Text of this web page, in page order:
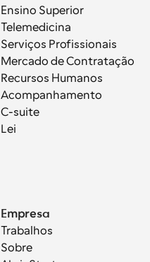
Ensino Superior
Telemedicina
Serviços Profissionais
Mercado de Contratação
Recursos Humanos
Acompanhamento
C-suite
Lei
Empresa
Trabalhos
Sobre